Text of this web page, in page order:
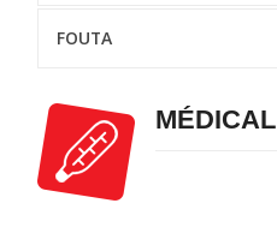
FOUTA
MÉDICAL